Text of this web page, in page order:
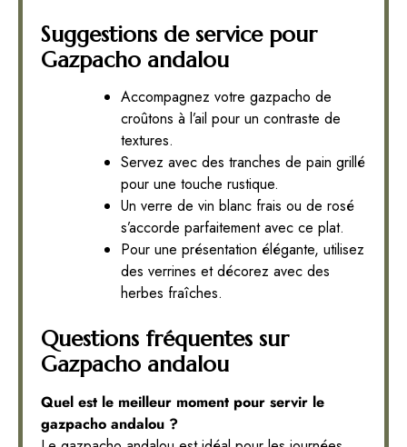
Suggestions de service pour
Gazpacho andalou
Accompagnez votre gazpacho de
croûtons à l’ail pour un contraste de
textures.
Servez avec des tranches de pain grillé
pour une touche rustique.
Un verre de vin blanc frais ou de rosé
s’accorde parfaitement avec ce plat.
Pour une présentation élégante, utilisez
des verrines et décorez avec des
herbes fraîches.
Questions fréquentes sur
Gazpacho andalou
Quel est le meilleur moment pour servir le
gazpacho andalou ?